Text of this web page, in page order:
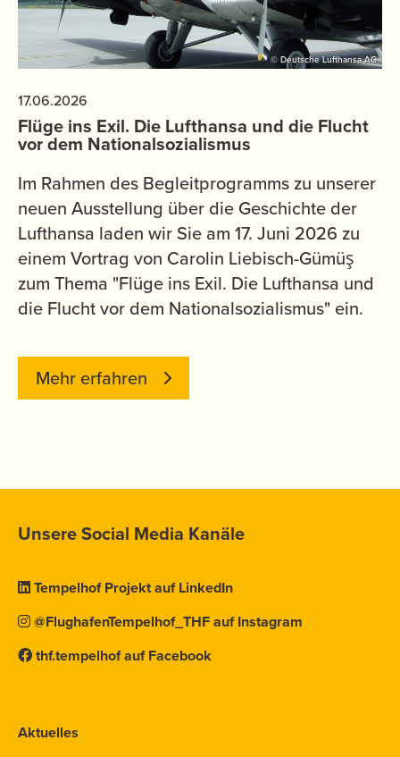
17.06.2026
Flüge ins Exil. Die Lufthansa und die Flucht
vor dem Nationalsozialismus
Im Rahmen des Begleitprogramms zu unserer
neuen Ausstellung über die Geschichte der
Lufthansa laden wir Sie am 17. Juni 2026 zu
einem Vortrag von Carolin Liebisch-Gümüş
zum Thema "Flüge ins Exil. Die Lufthansa und
die Flucht vor dem Nationalsozialismus" ein.
Mehr erfahren
© Deutsche Lufthansa AG
Unsere Social Media Kanäle
Tempelhof Projekt auf LinkedIn
@FlughafenTempelhof_THF auf Instagram
thf.tempelhof auf Facebook
Aktuelles